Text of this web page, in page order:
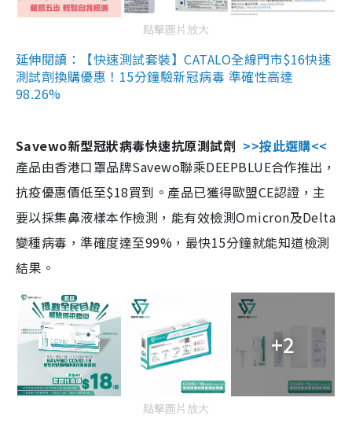
點擊圖片放大
延伸閱讀：【快速測試套裝】CATALO全線門市$16快速
測試劑換購優惠！15分鐘驗新冠病毒 準確性高達
98.26%
Savewo新型冠狀病毒快速抗原測試劑 >>按此選購<<
產品由香港口罩品牌Savewo聯乘DEEPBLUE合作推出，
抗疫優惠價低至$18買到。產品已獲得歐盟CE認證，主
要以採集鼻液樣本作檢測，能有效檢測Omicron及Delta
變種病毒，準確度達至99%，最快15分鐘就能知道檢測
結果。
+2
點擊圖片放大